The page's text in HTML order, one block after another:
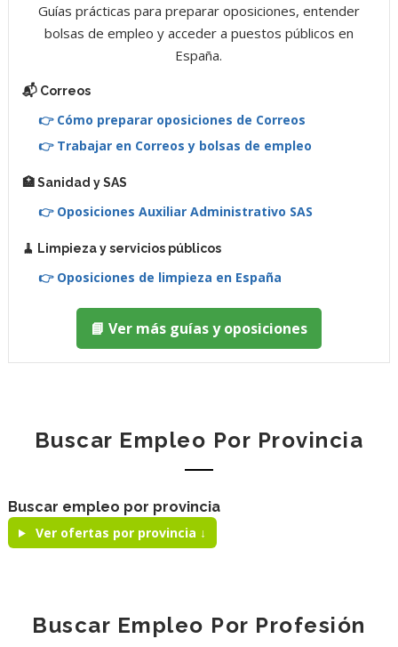
Guías prácticas para preparar oposiciones, entender
bolsas de empleo y acceder a puestos públicos en
España.
📬 Correos
👉 Cómo preparar oposiciones de Correos
👉 Trabajar en Correos y bolsas de empleo
🏥 Sanidad y SAS
👉 Oposiciones Auxiliar Administrativo SAS
🧹 Limpieza y servicios públicos
👉 Oposiciones de limpieza en España
📘 Ver más guías y oposiciones
Buscar Empleo Por Provincia
Buscar empleo por provincia
Ver ofertas por provincia ↓
Buscar Empleo Por Profesión